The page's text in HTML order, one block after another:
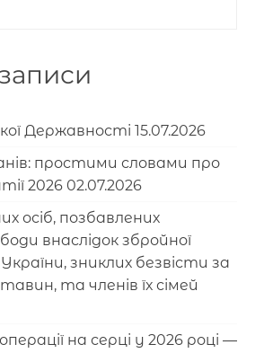
Державності 15.07.2026
простими словами про
2026 02.07.2026
осіб, позбавлених
внаслідок збройної
зниклих безвісти за
та членів їх сімей
на серці у 2026 році —